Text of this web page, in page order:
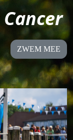
Cancer
ZWEM MEE